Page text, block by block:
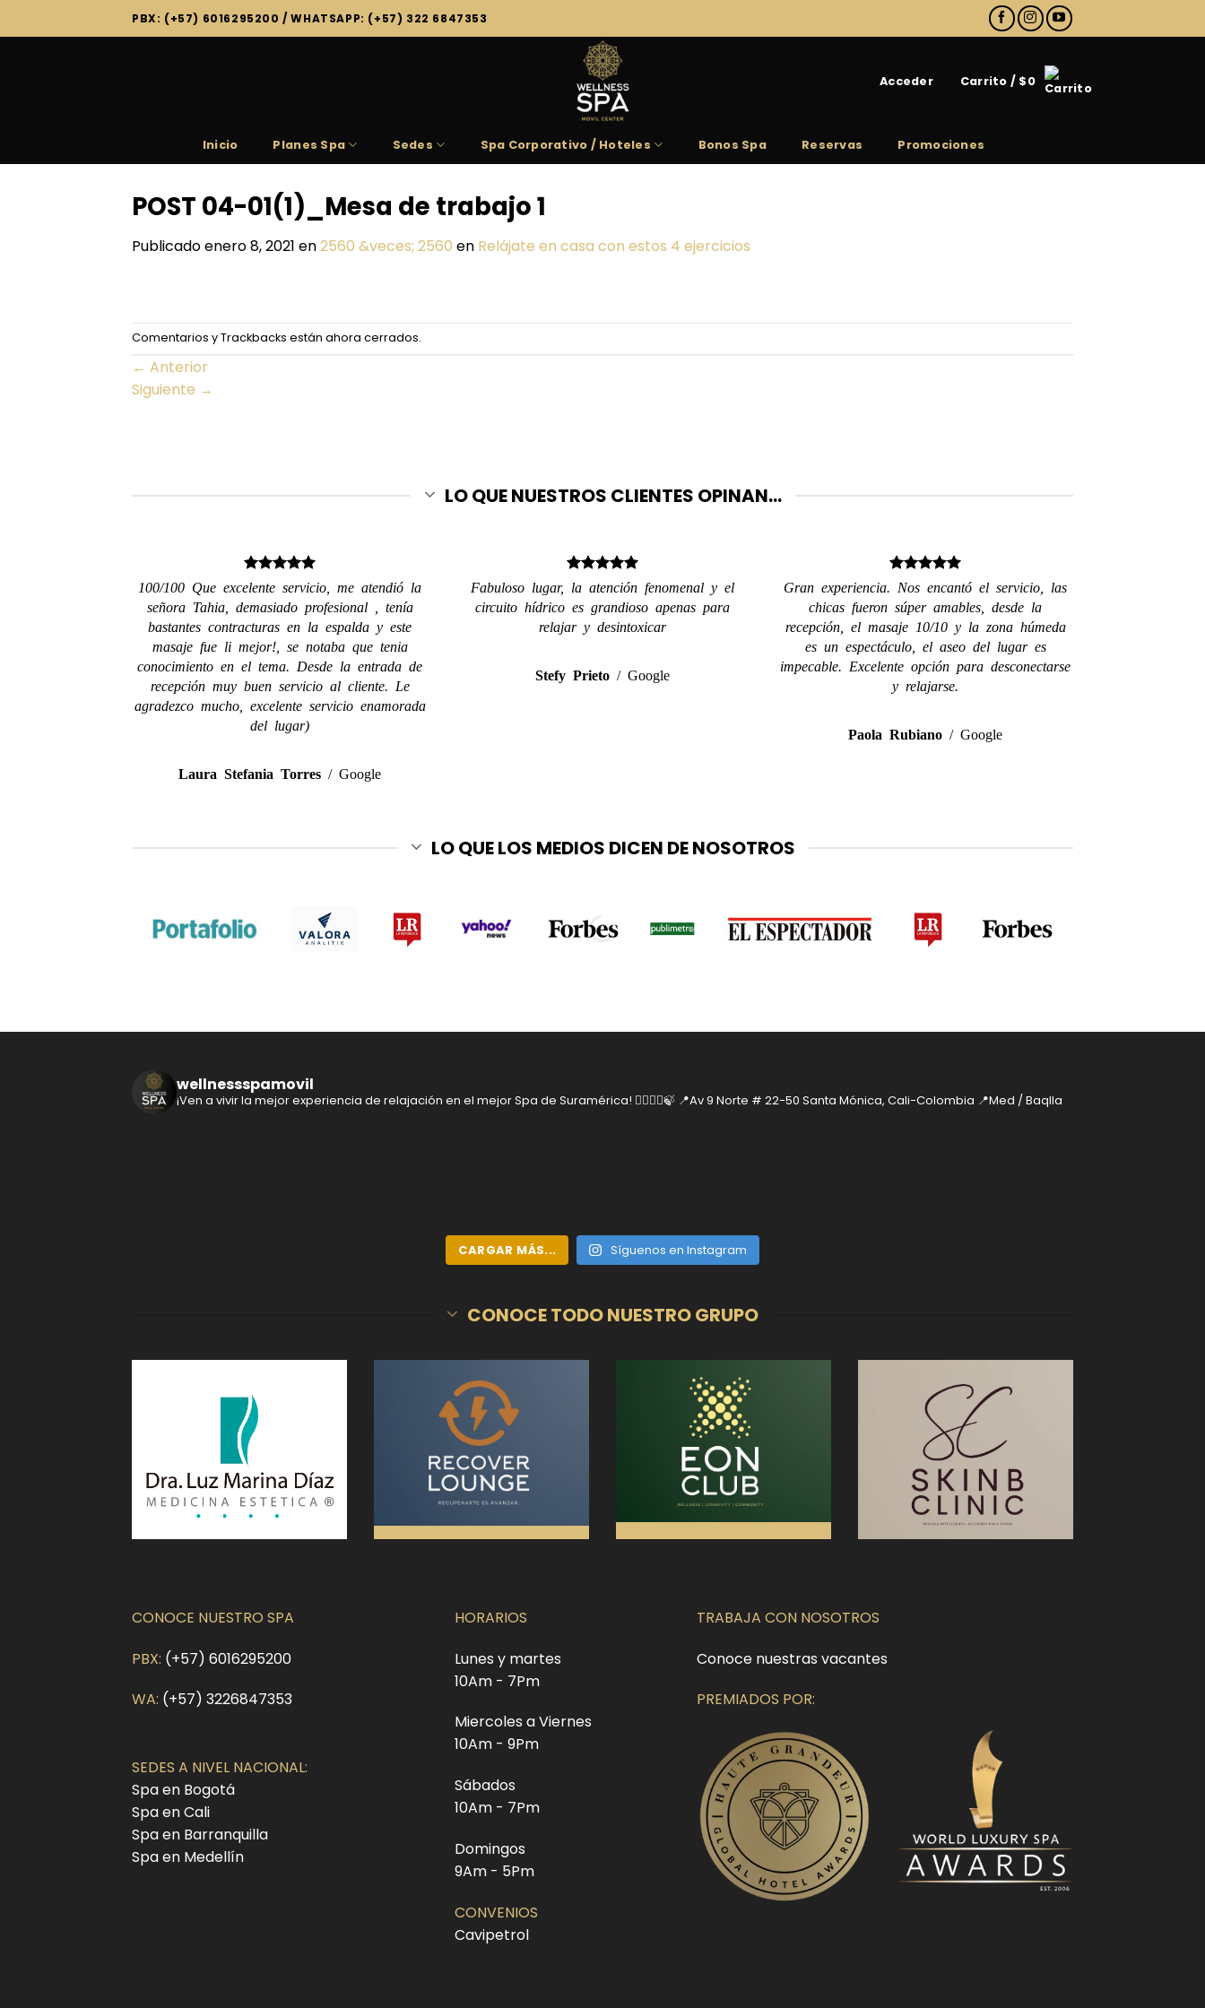
al
PBX: (+57) 6016295200 / WHATSAPP: (+57) 322 6847353
Acceder Carrito / $0
Inicio Planes Spa Sedes Spa Corporativo / Hoteles Bonos Spa Reservas Promociones
POST 04-01(1)_Mesa de trabajo 1
Publicadoenero 8, 2021 en2560 &veces; 2560 en Relájate en casa con estos 4 ejercicios
Comentarios y Trackbacks están ahora cerrados.
← Anterior
Siguiente →
LO QUE NUESTROS CLIENTES OPINAN...
100/100 Que excelente servicio, me atendió la
señora Tahia, demasiado profesional , tenía
bastantes contracturas en la espalda y este
masaje fue li mejor!, se notaba que tenia
conocimiento en el tema. Desde la entrada de
recepción muy buen servicio al cliente. Le
agradezco mucho, excelente servicio enamorada
del lugar)
Laura Stefania Torres / Google
Fabuloso lugar, la atención fenomenal y el
circuito hídrico es grandioso apenas para
relajar y desintoxicar
Stefy Prieto / Google
Gran experiencia. Nos encantó el servicio, las
chicas fueron súper amables, desde la
recepción, el masaje 10/10 y la zona húmeda
es un espectáculo, el aseo del lugar es
impecable. Excelente opción para desconectarse
y relajarse.
Paola Rubiano / Google
LO QUE LOS MEDIOS DICEN DE NOSOTROS
wellnessspamovil
¡Ven a vivir la mejor experiencia de relajación en el mejor Spa de Suramérica! 🧘‍♂️🧘‍♀️🍃 📍Av 9 Norte # 22-50 Santa Mónica, Cali-Colombia 📍Med / Baqlla
CARGAR MÁS... Síguenos en Instagram
CONOCE TODO NUESTRO GRUPO
CONOCE NUESTRO SPA
PBX: (+57) 6016295200
WA: (+57) 3226847353
SEDES A NIVEL NACIONAL:
Spa en Bogotá
Spa en Cali
Spa en Barranquilla
Spa en Medellín
HORARIOS
Lunes y martes
10Am - 7Pm
Miercoles a Viernes
10Am - 9Pm
Sábados
10Am - 7Pm
Domingos
9Am - 5Pm
CONVENIOS
Cavipetrol
TRABAJA CON NOSOTROS
Conoce nuestras vacantes
PREMIADOS POR: